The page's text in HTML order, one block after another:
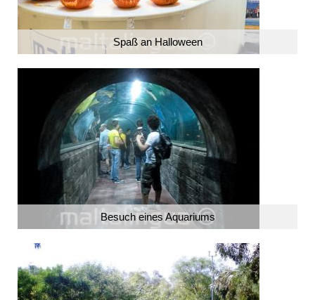
Spaß an Halloween
Besuch eines Aquariums